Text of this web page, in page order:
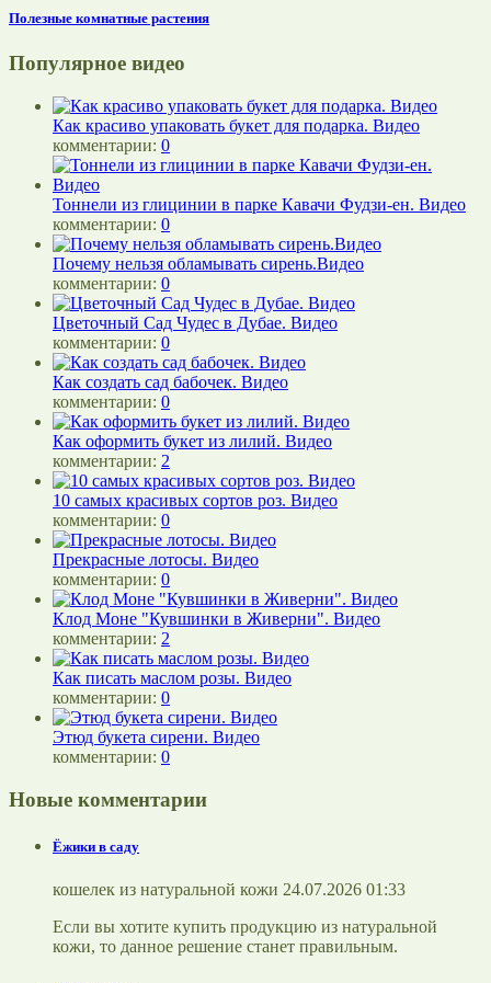
Полезные комнатные растения
Популярное видео
Как красиво упаковать букет для подарка. Видео
комментарии: 0
Тоннели из глицинии в парке Кавачи Фудзи-ен. Видео
комментарии: 0
Почему нельзя обламывать сирень.Видео
комментарии: 0
Цветочный Сад Чудес в Дубае. Видео
комментарии: 0
Как создать сад бабочек. Видео
комментарии: 0
Как оформить букет из лилий. Видео
комментарии: 2
10 самых красивых сортов роз. Видео
комментарии: 0
Прекрасные лотосы. Видео
комментарии: 0
Клод Моне "Кувшинки в Живерни". Видео
комментарии: 2
Как писать маслом розы. Видео
комментарии: 0
Этюд букета сирени. Видео
комментарии: 0
Новые комментарии
Ёжики в саду
кошелек из натуральной кожи 24.07.2026 01:33
Если вы хотите купить продукцию из натуральной
кожи, то данное решение станет правильным.